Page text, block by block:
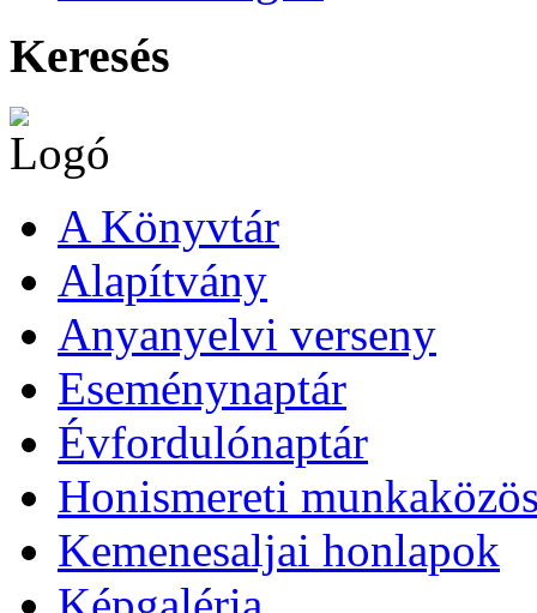
Keresés
A Könyvtár
Alapítvány
Anyanyelvi verseny
Eseménynaptár
Évfordulónaptár
Honismereti
Kemenesaljai honlapok